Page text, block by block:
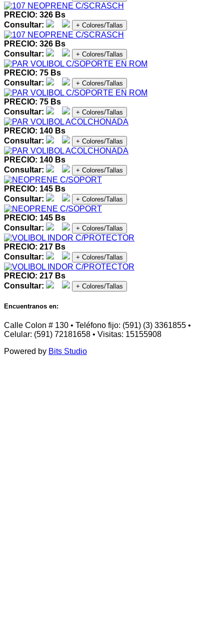
PRECIO: 326 Bs
Consultar:
+ Colores/Tallas
PRECIO: 326 Bs
Consultar:
+ Colores/Tallas
PRECIO: 75 Bs
Consultar:
+ Colores/Tallas
PRECIO: 75 Bs
Consultar:
+ Colores/Tallas
PRECIO: 140 Bs
Consultar:
+ Colores/Tallas
PRECIO: 140 Bs
Consultar:
+ Colores/Tallas
PRECIO: 145 Bs
Consultar:
+ Colores/Tallas
PRECIO: 145 Bs
Consultar:
+ Colores/Tallas
PRECIO: 217 Bs
Consultar:
+ Colores/Tallas
PRECIO: 217 Bs
Consultar:
+ Colores/Tallas
Encuentranos en:
Calle Colon # 130 • Teléfono fijo: (591) (3) 3361855 •
Celular: (591) 72181658 • Visitas: 15155908
Powered by Bits Studio